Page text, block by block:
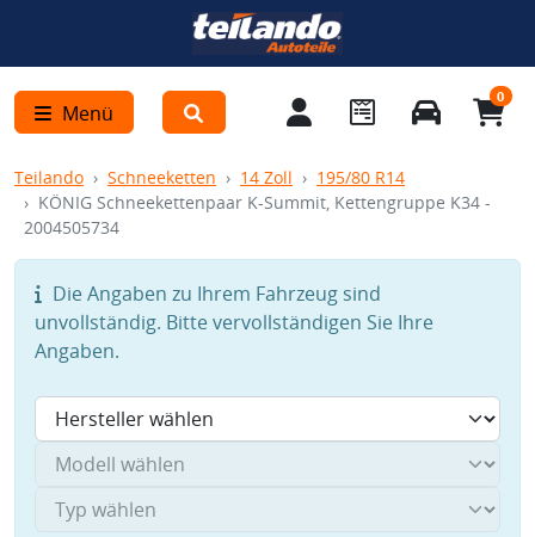
Menü
0
Teilando Schneeketten 14 Zoll
195/80 R14
KÖNIG Schneekettenpaar K-Summit, Kettengruppe K34 -
2004505734
Die Angaben zu Ihrem Fahrzeug sind
unvollständig. Bitte vervollständigen Sie Ihre
Angaben.